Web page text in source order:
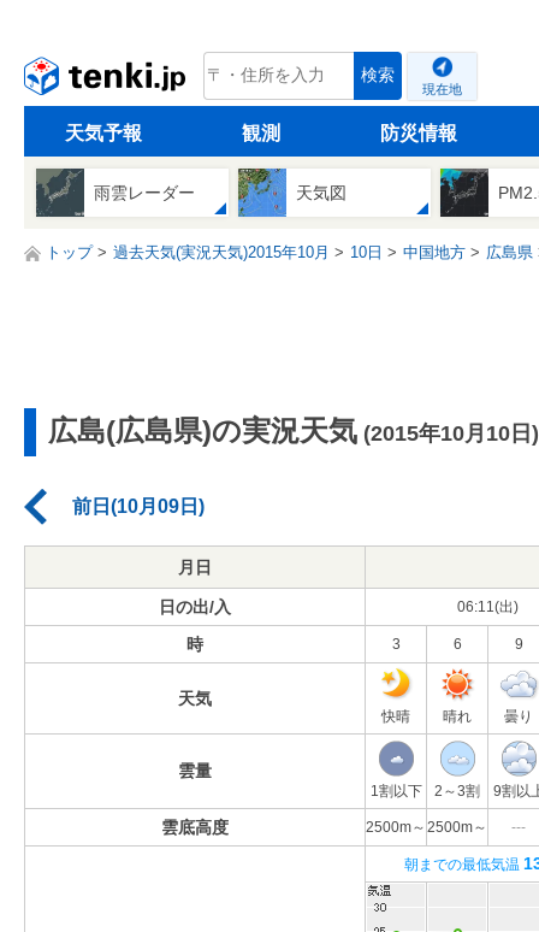
tenki.jp 検索
現在地
天気予報 観測 防災情報
雨雲レーダー 天気図
トップ 過去天気(実況天気)2015年10月 10日 中国地方 広島県
広島(広島県)の実況天気 (2015年10月10日)
前日(10月09日)
月日
日の出/入 06:11(出)
時 3 6 9
天気
快晴 晴れ 曇り
雲量
1割以下 2～3割 9割以
雲底高度 2500m～ 2500m～ ---
朝までの最低気温